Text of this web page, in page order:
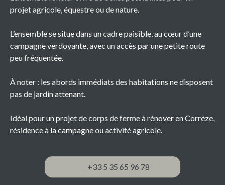
projet agricole, équestre ou de nature.
L’ensemble se situe dans un cadre paisible, au cœur d’une
campagne verdoyante, avec un accès par une petite route
peu fréquentée.
À noter : les abords immédiats des habitations ne disposent
pas de jardin attenant.
Idéal pour un projet de corps de ferme à rénover en Corrèze,
résidence à la campagne ou activité agricole.
+33 5 35 65 96 78